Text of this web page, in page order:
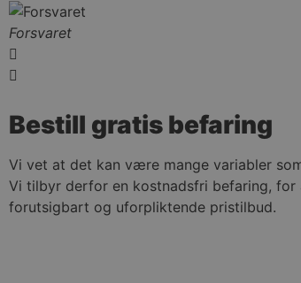
Forsvaret
Bestill gratis befaring
Vi vet at det kan være mange variabler
Vi tilbyr derfor en kostnadsfri befaring, for
forutsigbart og uforpliktende pristilbud.